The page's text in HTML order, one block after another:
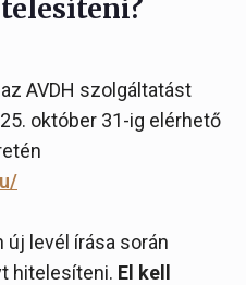
AVDH szolgáltatást
október 31-ig elérhető
új levél írása során
hitelesíteni. El kell